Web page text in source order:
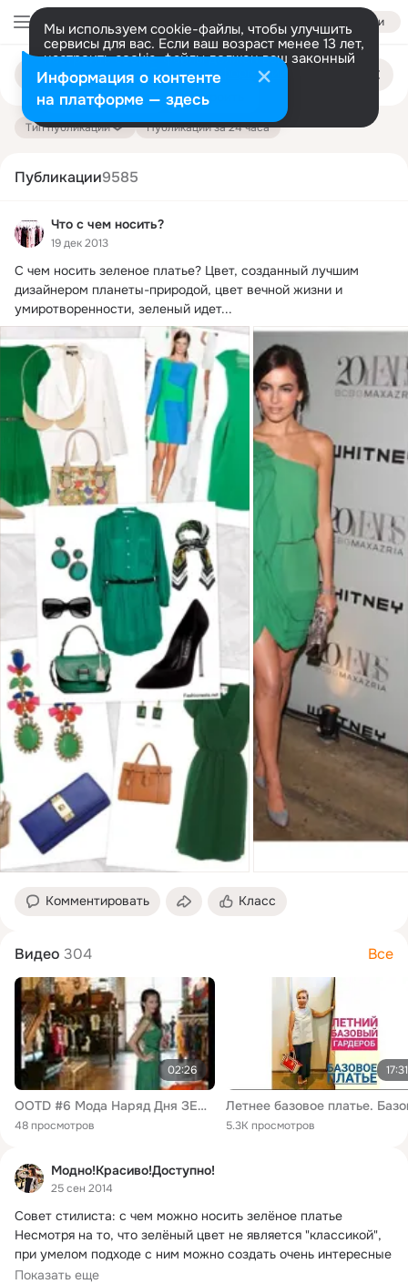
Войти
Мы используем cookie-файлы, чтобы улучшить
сервисы для вас. Если ваш возраст менее 13 лет,
настроить cookie-файлы должен ваш законный
представитель. Больше информации
Разрешить все Настроить
Поиск
публикациям
Тип публикации Публикации за 24 часа
Публикации9585
Что с чем носить?
19 дек 2013
С чем носить зеленое платье? Цвет, созданный лучшим
дизайнером планеты-природой, цвет вечной жизни и
умиротворенности, зеленый идет...
Комментировать Класс
Видео 304 Все
02:26
OOTD #6 Мода Наряд Дня ЗЕЛЕНОЕ ПЛАТЬЕ JeniaKyn
48 просмотров
17:31
5.3K просмотров
Модно!Красиво!Доступно!
25 сен 2014
Совет стилиста: с чем можно носить зелёное платье
Несмотря на то, что зелёный цвет не является "классикой",
при умелом подходе с ним можно создать очень интересные
варианты:
Показать еще
Информация о контенте
на платформе — здесь